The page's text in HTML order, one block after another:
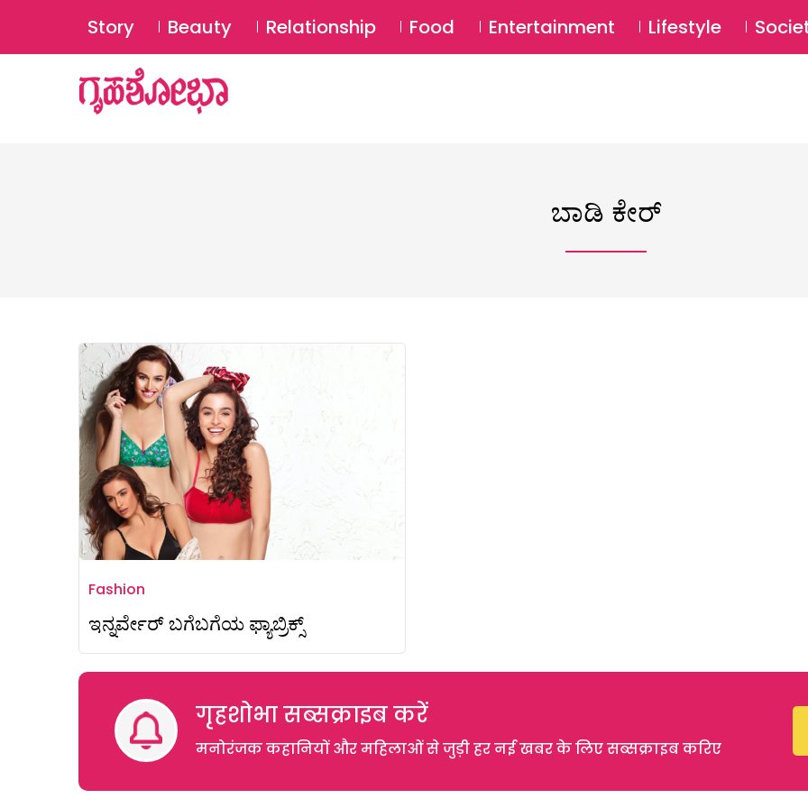
Story Beauty Relationship Food Entertainment Lifestyle
ಬಾಡಿ ಕೇರ್
Fashion
ಇನ್ನರ್ವೇರ್ ಬಗೆಬಗೆಯ ಫ್ಯಾಬ್ರಿಕ್ಸ್
गृहशोभा सब्सक्राइब करें
मनोरंजक कहानियों और महिलाओं से जुड़ी हर नई खबर के लिए सब्सक्राइब करिए